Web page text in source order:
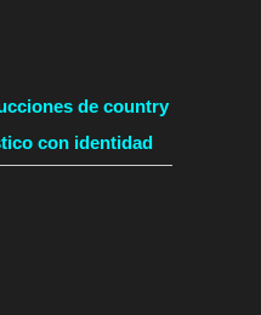
de country
con identidad